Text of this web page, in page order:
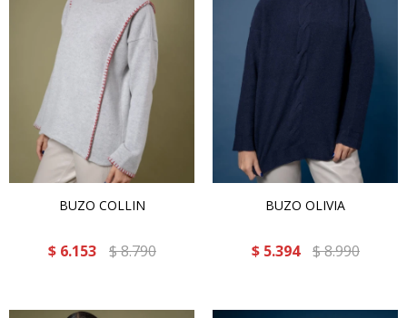
BUZO COLLIN
$ 6.153 $8.790
BUZO OLIVIA
$ 5.394 $8.990